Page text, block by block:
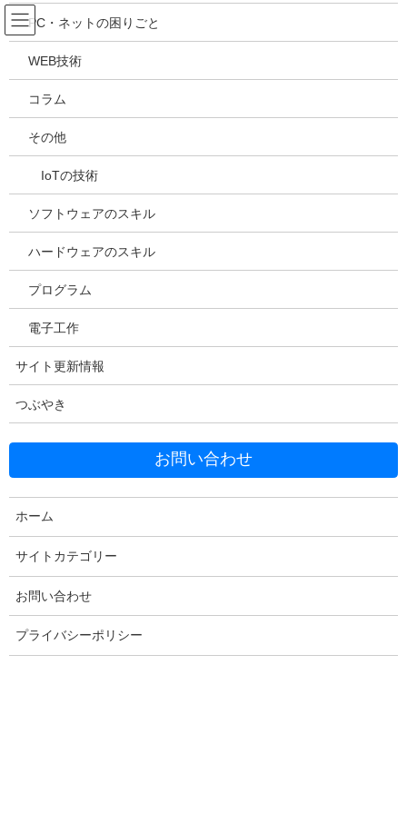
コ
ン
テ
ツ
ス
ッ
ナ
ビ
ゲ
シ
ン
移
吉川万能ＩＴ研究所
メディア
HOME
2024年4月22日
20240422130637
Facebook X Bluesky
Copy
コメントを残す
PC・ネットの困りごと
WEB技術
コラム
その他
IoTの技術
ソフトウェアのスキル
ハードウェアのスキル
プログラム
電子工作
サイト更新情報
つぶやき
お問い合わせ
ホーム
サイトカテゴリー
お問い合わせ
プライバシーポリシー